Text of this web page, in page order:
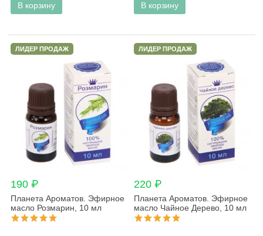
В корзину В корзину
ЛИДЕР ПРОДАЖ
190 ₽
Планета Ароматов. Эфирное
масло Розмарин, 10 мл
ЛИДЕР ПРОДАЖ
220 ₽
Планета Ароматов. Эфирное
масло Чайное Дерево, 10 мл